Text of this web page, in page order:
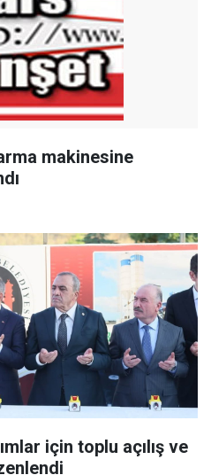
makinesine
için toplu açılış ve